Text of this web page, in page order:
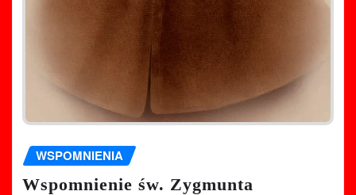
WSPOMNIENIA
Wspomnienie św. Zygmunta